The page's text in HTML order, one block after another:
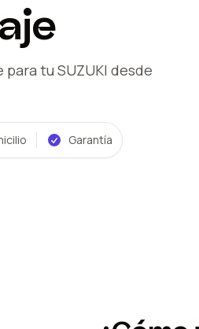
para tu SUZUKI desde
Garantía